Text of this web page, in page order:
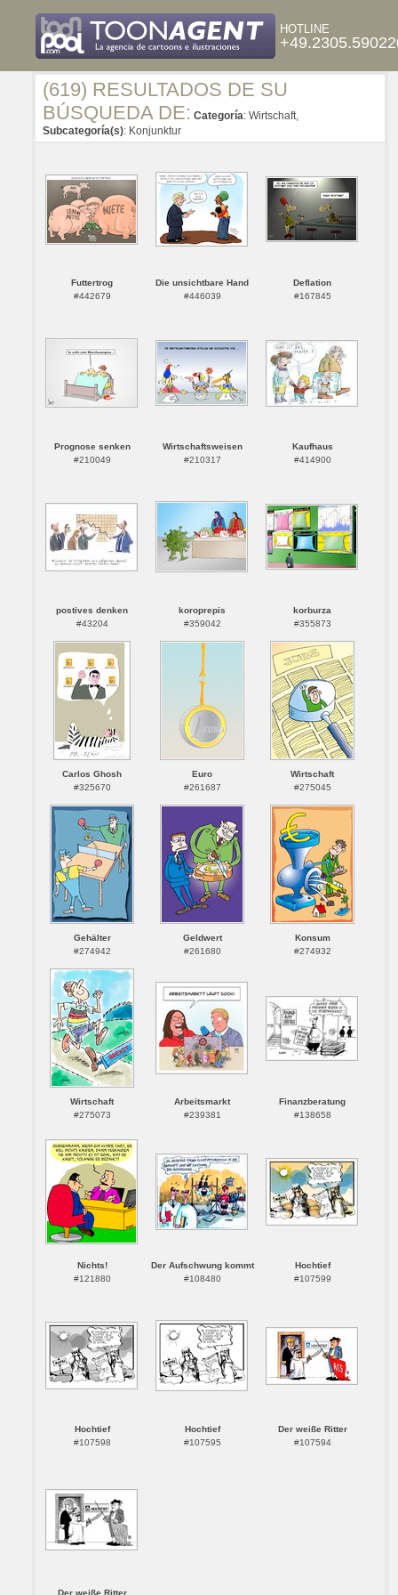
HOTLINE
(619) RESULTADOS DE SU
BÚSQUEDA DE: Categoría: Wirtschaft,
Subcategoría(s): Konjunktur
Futtertrog
#442679
Die unsichtbare Hand
#446039
Deflation
#167845
Prognose senken
#210049
Wirtschaftsweisen
#210317
Kaufhaus
#414900
postives denken
#43204
koroprepis
#359042
korburza
#355873
Carlos Ghosh
#325670
Euro
#261687
Wirtschaft
#275045
Gehälter
#274942
Geldwert
#261680
Konsum
#274932
Wirtschaft
#275073
Arbeitsmarkt
#239381
Finanzberatung
#138658
Nichts!
#121880
Der Aufschwung kommt
#108480
Hochtief
#107599
Hochtief
#107598
Hochtief
#107595
Der weiße Ritter
#107594
Der weiße Ritter